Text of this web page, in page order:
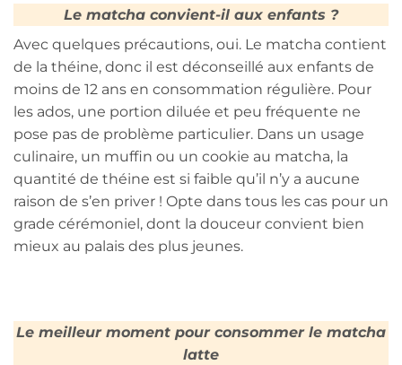
Le matcha convient-il aux enfants ?
Avec quelques précautions, oui. Le matcha contient
de la théine, donc il est déconseillé aux enfants de
moins de 12 ans en consommation régulière. Pour
les ados, une portion diluée et peu fréquente ne
pose pas de problème particulier. Dans un usage
culinaire, un muffin ou un cookie au matcha, la
quantité de théine est si faible qu’il n’y a aucune
raison de s’en priver ! Opte dans tous les cas pour un
grade cérémoniel, dont la douceur convient bien
mieux au palais des plus jeunes.
Le meilleur moment pour consommer le matcha
latte